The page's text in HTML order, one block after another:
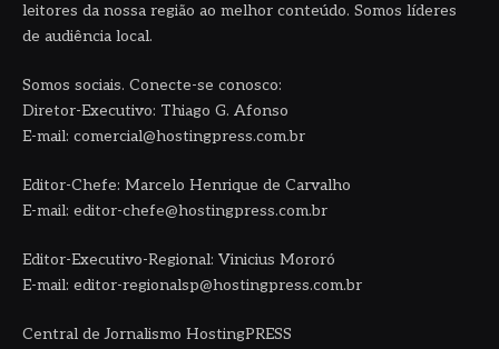
leitores da nossa região ao melhor conteúdo. Somos líderes
de audiência local.
Somos sociais. Conecte-se conosco:
Diretor-Executivo: Thiago G. Afonso
E-mail: comercial@hostingpress.com.br
Editor-Chefe: Marcelo Henrique de Carvalho
E-mail: editor-chefe@hostingpress.com.br
Editor-Executivo-Regional: Vinicius Mororó
E-mail: editor-regionalsp@hostingpress.com.br
Central de Jornalismo HostingPRESS